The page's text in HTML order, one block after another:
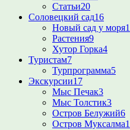
Статьи20
Соловецкий сад16
Новый сад у моря1
Растения9
Хутор Горка4
Туристам7
Турпрограмма5
Экскурсии17
Мыс Печак3
Мыс Толстик3
Остров Белужий6
Остров Муксалма1